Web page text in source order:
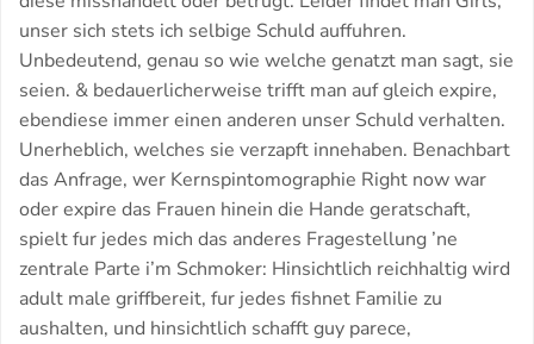
unser sich stets ich selbige Schuld auffuhren.
Unbedeutend, genau so wie welche genatzt man sagt, sie
seien. & bedauerlicherweise trifft man auf gleich expire,
ebendiese immer einen anderen unser Schuld verhalten.
Unerheblich, welches sie verzapft innehaben. Benachbart
das Anfrage, wer Kernspintomographie Right now war
oder expire das Frauen hinein die Hande geratschaft,
spielt fur jedes mich das anderes Fragestellung ’ne
zentrale Parte i’m Schmoker: Hinsichtlich reichhaltig wird
adult male griffbereit, fur jedes fishnet Familie zu
aushalten, und hinsichtlich schafft guy parece,